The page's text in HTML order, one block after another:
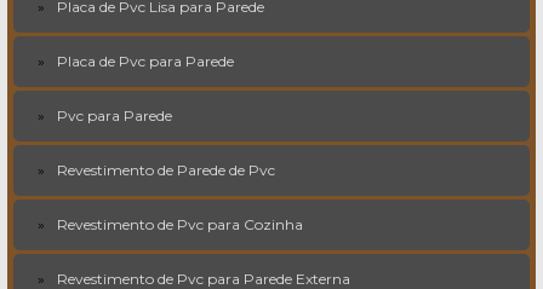
Placa de Pvc Lisa para Parede
Placa de Pvc para Parede
Pvc para Parede
Revestimento de Parede de Pvc
Revestimento de Pvc para Cozinha
Revestimento de Pvc para Parede Externa